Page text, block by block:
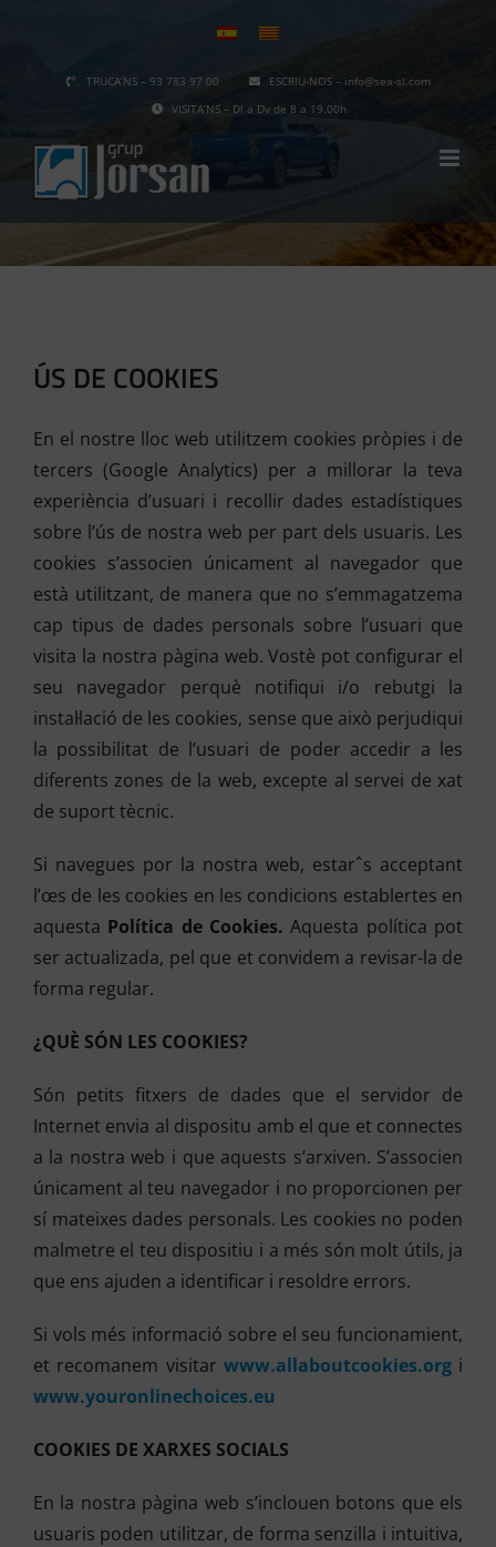
TRUCA’NS – 93 783 97 00
ESCRIU-NOS – info@sea-sl.com
VISITA’NS – Dl a Dv de 8 a 19.00h
ÚS DE COOKIES
En el nostre lloc web utilitzem cookies pròpies i de
tercers (Google Analytics) per a millorar la teva
experiència d’usuari i recollir dades estadístiques
sobre l’ús de nostra web per part dels usuaris. Les
cookies s’associen únicament al navegador que
està utilitzant, de manera que no s’emmagatzema
cap tipus de dades personals sobre l’usuari que
visita la nostra pàgina web. Vostè pot configurar el
seu navegador perquè notifiqui i/o rebutgi la
instal·lació de les cookies, sense que això perjudiqui
la possibilitat de l’usuari de poder accedir a les
diferents zones de la web, excepte al servei de xat
de suport tècnic.
Si navegues por la nostra web, estarˆs acceptant
l’œs de les cookies en les condicions establertes en
aquesta Política de Cookies. Aquesta política pot
ser actualizada, pel que et convidem a revisar-la de
forma regular.
¿QUÈ SÓN LES COOKIES?
Són petits fitxers de dades que el servidor de
Internet envia al dispositu amb el que et connectes
a la nostra web i que aquests s’arxiven. S’associen
únicament al teu navegador i no proporcionen per
sí mateixes dades personals. Les cookies no poden
malmetre el teu dispositiu i a més són molt útils, ja
que ens ajuden a identificar i resoldre errors.
Si vols més informació sobre el seu funcionamient,
et recomanem visitar www.allaboutcookies.org i
www.youronlinechoices.eu
COOKIES DE XARXES SOCIALS
En la nostra pàgina web s’inclouen botons que els
usuaris poden utilitzar, de forma senzilla i intuitiva,